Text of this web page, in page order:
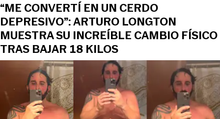
“ME CONVERTÍ EN UN CERDO
DEPRESIVO”: ARTURO LONGTON
MUESTRA SU INCREÍBLE CAMBIO FÍSICO
TRAS BAJAR 18 KILOS